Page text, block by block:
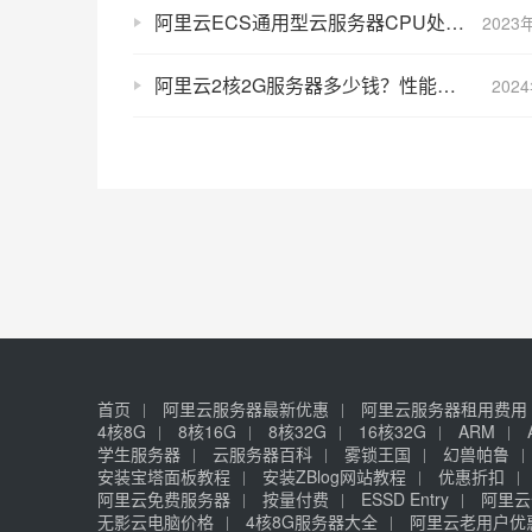
2023
阿里云ECS通用型云服务器CPU处理器大全g8a/g7/g6等
阿里云2核2G服务器多少钱？性能如何？
首页 阿里云服务器最新优惠
阿里云服务器租用费用
4核8G
8核16G 8核32G 16核32G ARM
学生服务器
云服务器百科 雾锁王国
幻兽帕鲁
安装宝塔面板教程
安装ZBlog网站教程
优惠折扣
阿里云免费服务器
按量付费 ESSD Entry
阿里
无影云电脑价格
4核8G服务器大全 阿里云老用户优